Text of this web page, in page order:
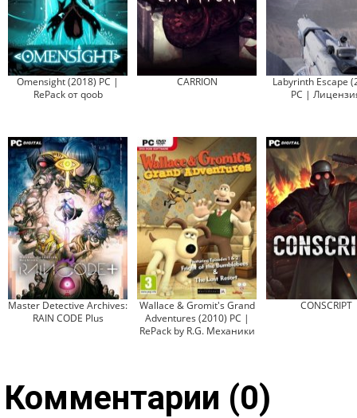
Omensight (2018) PC |
RePack от qoob
CARRION
Labyrinth Escape
PC |
Master Detective Archives:
RAIN CODE Plus
Wallace & Gromit's Grand
Adventures (2010) PC |
RePack by R.G. Механики
CONSCRIPT
Комментарии (0)